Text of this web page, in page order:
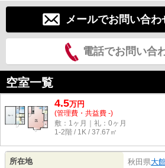
メールでお問い合わ
電話でお問い合
空室一覧
4.5万円
(管理費・共益費 -)
敷：1ヶ月｜礼：0ヶ月
1-2階 / 1K / 37.67㎡
所在地 秋田県大